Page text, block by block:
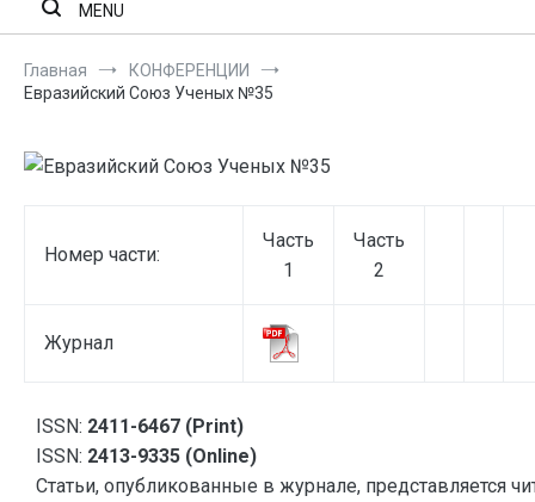
MENU
Главная
КОНФЕРЕНЦИИ
Евразийский Союз Ученых №35
Номер части:
Часть
1
Часть
2
Журнал
ISSN: 2411-6467 (Print)
ISSN: 2413-9335 (Online)
Статьи, опубликованные в журнале, представляется